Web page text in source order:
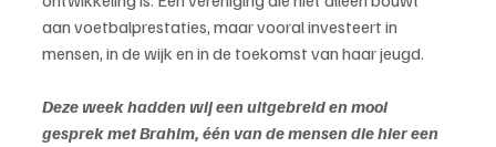
aan voetbalprestaties, maar vooral investeert in
mensen, in de wijk en in de toekomst van haar jeugd.
Deze week hadden wij een uitgebreid en mooi
gesprek met Brahim, één van de mensen die hier een